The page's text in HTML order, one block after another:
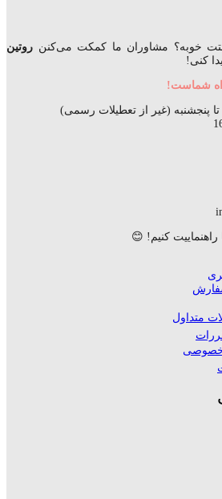
خوبه؟ مشاوران ما کمکت می‌کنن روتین
کنی!
شماست!
تا پنجشنبه (غیر از تعطیلات رسمی)
راهنماییت کنیم! 😊
متداول
خصوصی